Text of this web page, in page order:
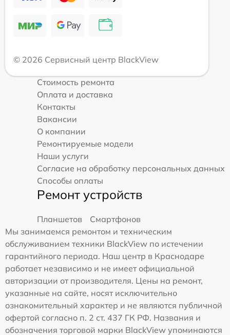
© 2026 Сервисный центр BlackView
Стоимость ремонта
Оплата и доставка
Контакты
Вакансии
О компании
Ремонтируемые модели
Наши услуги
Согласие на обработку персональных данных
Способы оплаты
Ремонт устройств
Планшетов
Смартфонов
Мы занимаемся ремонтом и техническим
обслуживанием техники BlackView по истечении
гарантийного периода. Наш центр в Краснодаре
работает независимо и не имеет официальной
авторизации от производителя. Цены на ремонт,
указанные на сайте, носят исключительно
ознакомительный характер и не являются публичной
офертой согласно п. 2 ст. 437 ГК РФ. Названия и
обозначения торговой марки BlackView упоминаются